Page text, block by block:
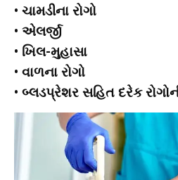
• ચામડીના રોગો
• એલર્જી
• ખિલ-મુહાસા
• વાળના રોગો
• બ્લડપ્રેશર સહિત દરેક